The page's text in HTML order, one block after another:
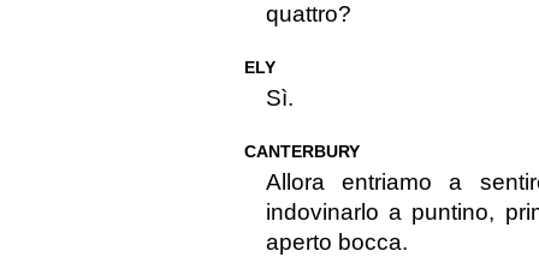
quattro?
ELY
Sì.
CANTERBURY
Allora entriamo a
indovinarlo a puntino,
aperto bocca.